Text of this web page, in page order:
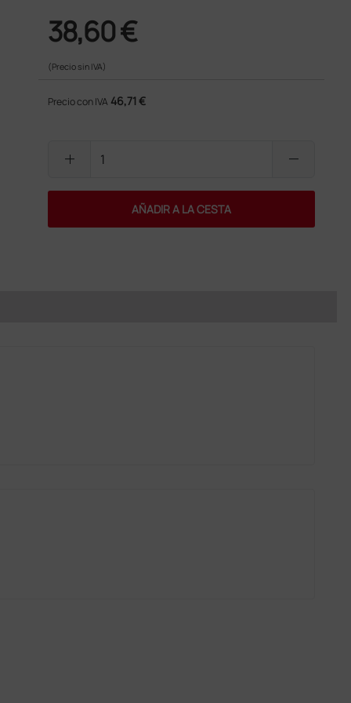
38,60 €
(Precio sin IVA)
Precio con IVA 46,71 €
add remove
AÑADIR A LA CESTA